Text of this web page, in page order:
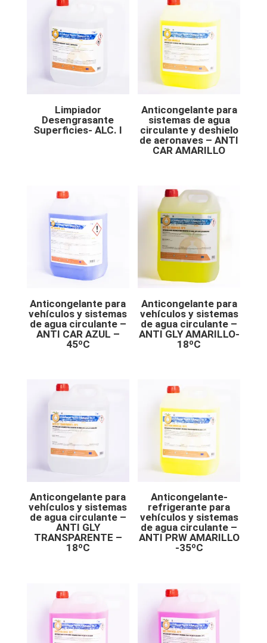
Limpiador
Desengrasante
Superficies- ALC. I
Anticongelante para
sistemas de agua
circulante y deshielo
de aeronaves – ANTI
CAR AMARILLO
Anticongelante para
vehículos y sistemas
de agua circulante –
ANTI CAR AZUL –
45ºC
Anticongelante para
vehículos y sistemas
de agua circulante –
ANTI GLY AMARILLO-
18ºC
Anticongelante para
vehículos y sistemas
de agua circulante –
ANTI GLY
TRANSPARENTE –
18ºC
Anticongelante-
refrigerante para
vehículos y sistemas
de agua circulante –
ANTI PRW AMARILLO
-35ºC